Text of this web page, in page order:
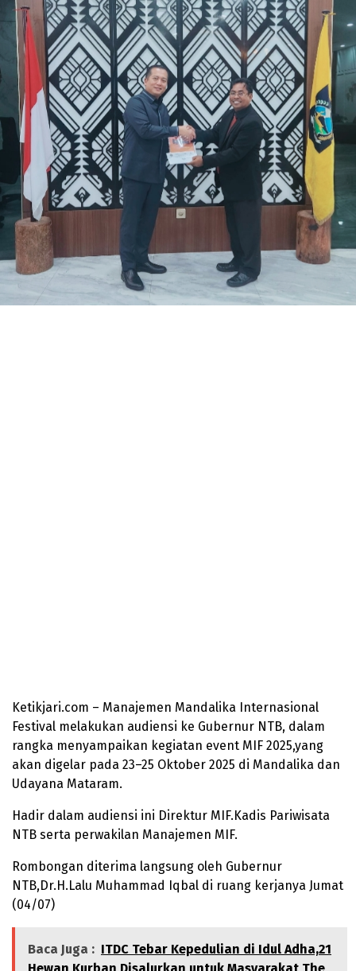
Ketikjari.com – Manajemen Mandalika Internasional
Festival melakukan audiensi ke Gubernur NTB, dalam
rangka menyampaikan kegiatan event MIF 2025,yang
akan digelar pada 23–25 Oktober 2025 di Mandalika dan
Udayana Mataram.
Hadir dalam audiensi ini Direktur MIF.Kadis Pariwisata
NTB serta perwakilan Manajemen MIF.
Rombongan diterima langsung oleh Gubernur
NTB,Dr.H.Lalu Muhammad Iqbal di ruang kerjanya Jumat
(04/07)
Baca Juga : ITDC Tebar Kepedulian di Idul Adha,21
Hewan Kurban Disalurkan untuk Masyarakat The